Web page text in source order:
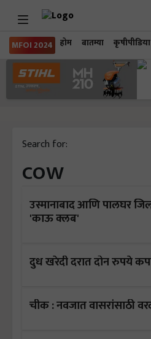
MFOI 2024 होम बातम्या कृषीपीडिया
Search for:
cow
उस्मानाबाद आणि पालघर
'काऊ क्लब'
दुध खरेदी दरात दोन रुपये
चीक : नवजात वासरांसाठी